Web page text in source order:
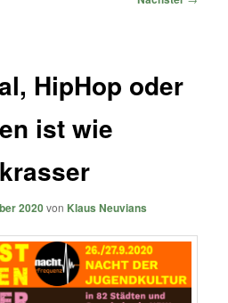
HipHop oder
ist wie
2020von Klaus Neuvians